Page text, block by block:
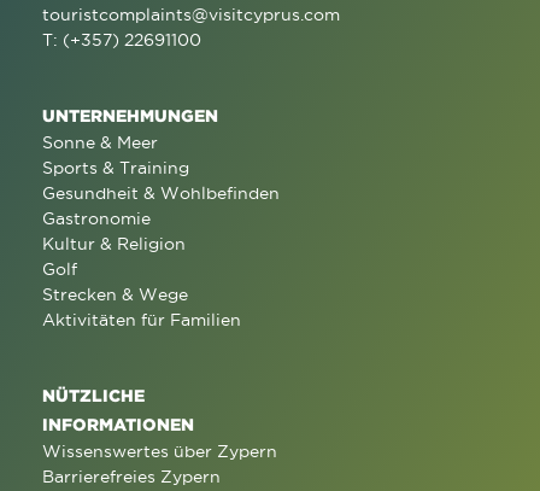
touristcomplaints@visitcyprus.com
T: (+357) 22691100
UNTERNEHMUNGEN
Sonne & Meer
Sports & Training
Gesundheit & Wohlbefinden
Gastronomie
Kultur & Religion
Golf
Strecken & Wege
Aktivitäten für Familien
NÜTZLICHE
INFORMATIONEN
Wissenswertes über Zypern
Barrierefreies Zypern